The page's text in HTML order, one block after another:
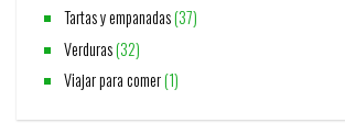
Tartas y empanadas(37)
Verduras(32)
Viajar para comer(1)